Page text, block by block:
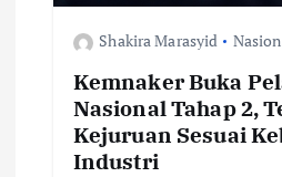
Shakira Marasyid
Kemnaker Buka
Nasional Tahap 2,
Kejuruan Sesuai
Industri